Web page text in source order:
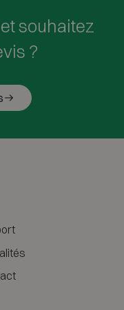
souhaitez
?